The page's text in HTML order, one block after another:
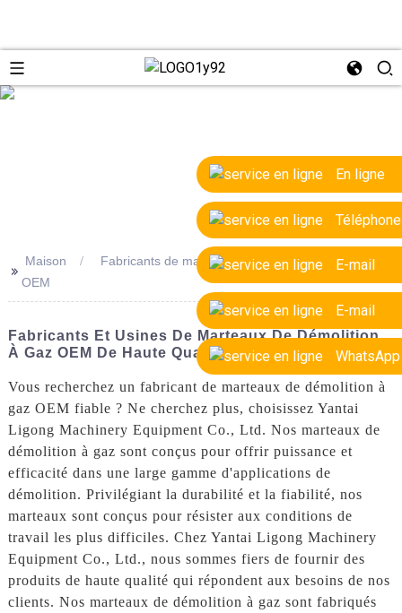
En ligne
Téléphone
E-mail
E-mail
WhatsApp
>>
Maison
Fabricants de marteaux de démolition à gaz
OEM
Fabricants Et Usines De Marteaux De Démolition
À Gaz OEM De Haute Qualité
Vous recherchez un fabricant de marteaux de démolition à
gaz OEM fiable ? Ne cherchez plus, choisissez Yantai
Ligong Machinery Equipment Co., Ltd. Nos marteaux de
démolition à gaz sont conçus pour offrir puissance et
efficacité dans une large gamme d'applications de
démolition. Privilégiant la durabilité et la fiabilité, nos
marteaux sont conçus pour résister aux conditions de
travail les plus difficiles. Chez Yantai Ligong Machinery
Equipment Co., Ltd., nous sommes fiers de fournir des
produits de haute qualité qui répondent aux besoins de nos
clients. Nos marteaux de démolition à gaz sont fabriqués